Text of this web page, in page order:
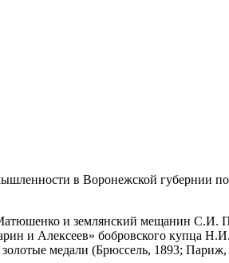
в Воронежской губернии
и землянский мещанин С.И.
и Алексеев» бобровского купца
медали (Брюссель, 1893; Париж,